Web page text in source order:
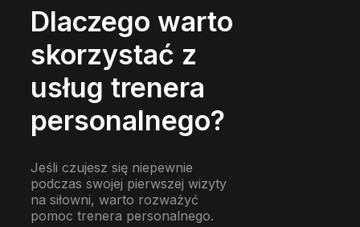
Dlaczego warto
skorzystać z
usług trenera
personalnego?
Jeśli czujesz się niepewnie
podczas swojej pierwszej wizyty
na siłowni, warto rozważyć
pomoc trenera personalnego.